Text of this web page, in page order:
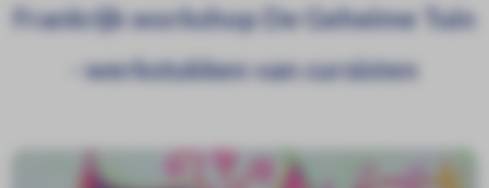
Frankrijk workshop De Geheime Tuin
- werkstukken van cursisten